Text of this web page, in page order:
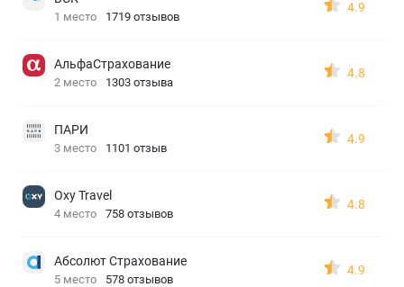
1 место 1719 отзывов
4.9
АльфаСтрахование
2 место 1303 отзыва
4.8
ПАРИ
3 место 1101 отзыв
4.9
Oxy Travel
4 место 758 отзывов
4.8
Абсолют Страхование
5 место 578 отзывов
4.9